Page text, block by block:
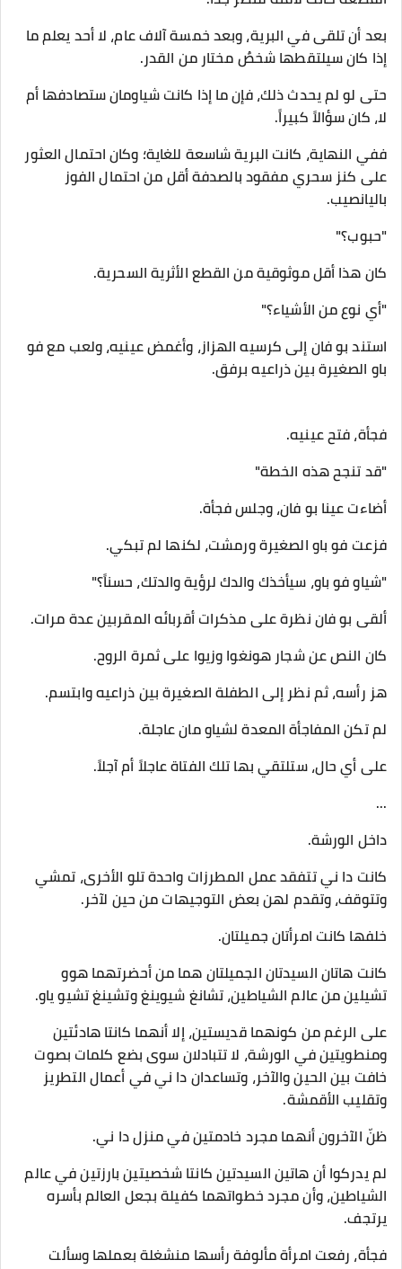
بعد أن تلقى في البرية، وبعد خمسة آلاف عام، لا أحد يعلم ما
إذا كان سيلتقطها شخصٌ مختار من القدر.
حتى لو لم يحدث ذلك، فإن ما إذا كانت شياومان ستصادفها أم
لا، كان سؤالاً كبيراً.
ففي النهاية، كانت البرية شاسعة للغاية؛ وكان احتمال العثور
على كنز سحري مفقود بالصدفة أقل من احتمال الفوز
باليانصيب.
"حبوب؟"
كان هذا أقل موثوقية من القطع الأثرية السحرية.
"أي نوع من الأشياء؟"
استند بو فان إلى كرسيه الهزاز، وأغمض عينيه، ولعب مع فو
باو الصغيرة بين ذراعيه برفق.
فجأة، فتح عينيه.
"قد تنجح هذه الخطة"
أضاءت عينا بو فان، وجلس فجأة.
فزعت فو باو الصغيرة ورمشت، لكنها لم تبكي.
"شياو فو باو، سيأخذك والدك لرؤية والدتك، حسناً؟"
ألقى بو فان نظرة على مذكرات أقربائه المقربين عدة مرات.
كان النص عن شجار هونغوا وزيوا على ثمرة الروح.
هز رأسه، ثم نظر إلى الطفلة الصغيرة بين ذراعيه وابتسم.
لم تكن المفاجأة المعدة لشياو مان عاجلة.
على أي حال، ستلتقي بها تلك الفتاة عاجلاً أم آجلاً.
...
داخل الورشة.
كانت دا ني تتفقد عمل المطرزات واحدة تلو الأخرى، تمشي
وتتوقف، وتقدم لهن بعض التوجيهات من حين لآخر.
خلفها كانت امرأتان جميلتان.
كانت هاتان السيدتان الجميلتان هما من أحضرتهما هوو
تشيلين من عالم الشياطين، تشانغ شيوينغ وتشينغ تشيو ياو.
على الرغم من كونهما قديستين، إلا أنهما كانتا هادئتين
ومنطويتين في الورشة، لا تتبادلان سوى بضع كلمات بصوت
خافت بين الحين والآخر، وتساعدان دا ني في أعمال التطريز
وتقليب الأقمشة.
ظنّ الآخرون أنهما مجرد خادمتين في منزل دا ني.
لم يدركوا أن هاتين السيدتين كانتا شخصيتين بارزتين في عالم
الشياطين، وأن مجرد خطواتهما كفيلة بجعل العالم بأسره
يرتجف.
فجأة، رفعت امرأة مألوفة رأسها منشغلة بعملها وسألت